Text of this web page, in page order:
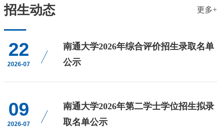
招生动态 更多+
22
2026-07
南通大学2026年综合评价招生录取名单
公示
09
2026-07
南通大学2026年第二学士学位招生拟录
取名单公示